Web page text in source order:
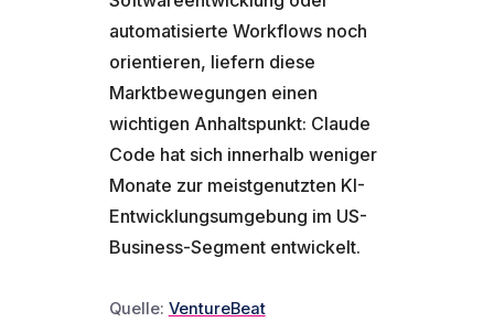
automatisierte Workflows noch
orientieren, liefern diese
Marktbewegungen einen
wichtigen Anhaltspunkt: Claude
Code hat sich innerhalb weniger
Monate zur meistgenutzten KI-
Entwicklungsumgebung im US-
Business-Segment entwickelt.
Quelle: VentureBeat